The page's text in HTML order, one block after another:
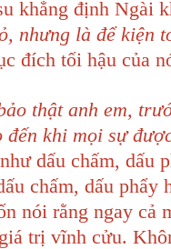
khẳng định Ngài
nhưng là để kiện
đích tối hậu của
thật anh em,
đến khi mọi sự
dấu chấm, dấu
chấm, dấu phẩy
nói rằng ngay cả
trị vĩnh cửu.